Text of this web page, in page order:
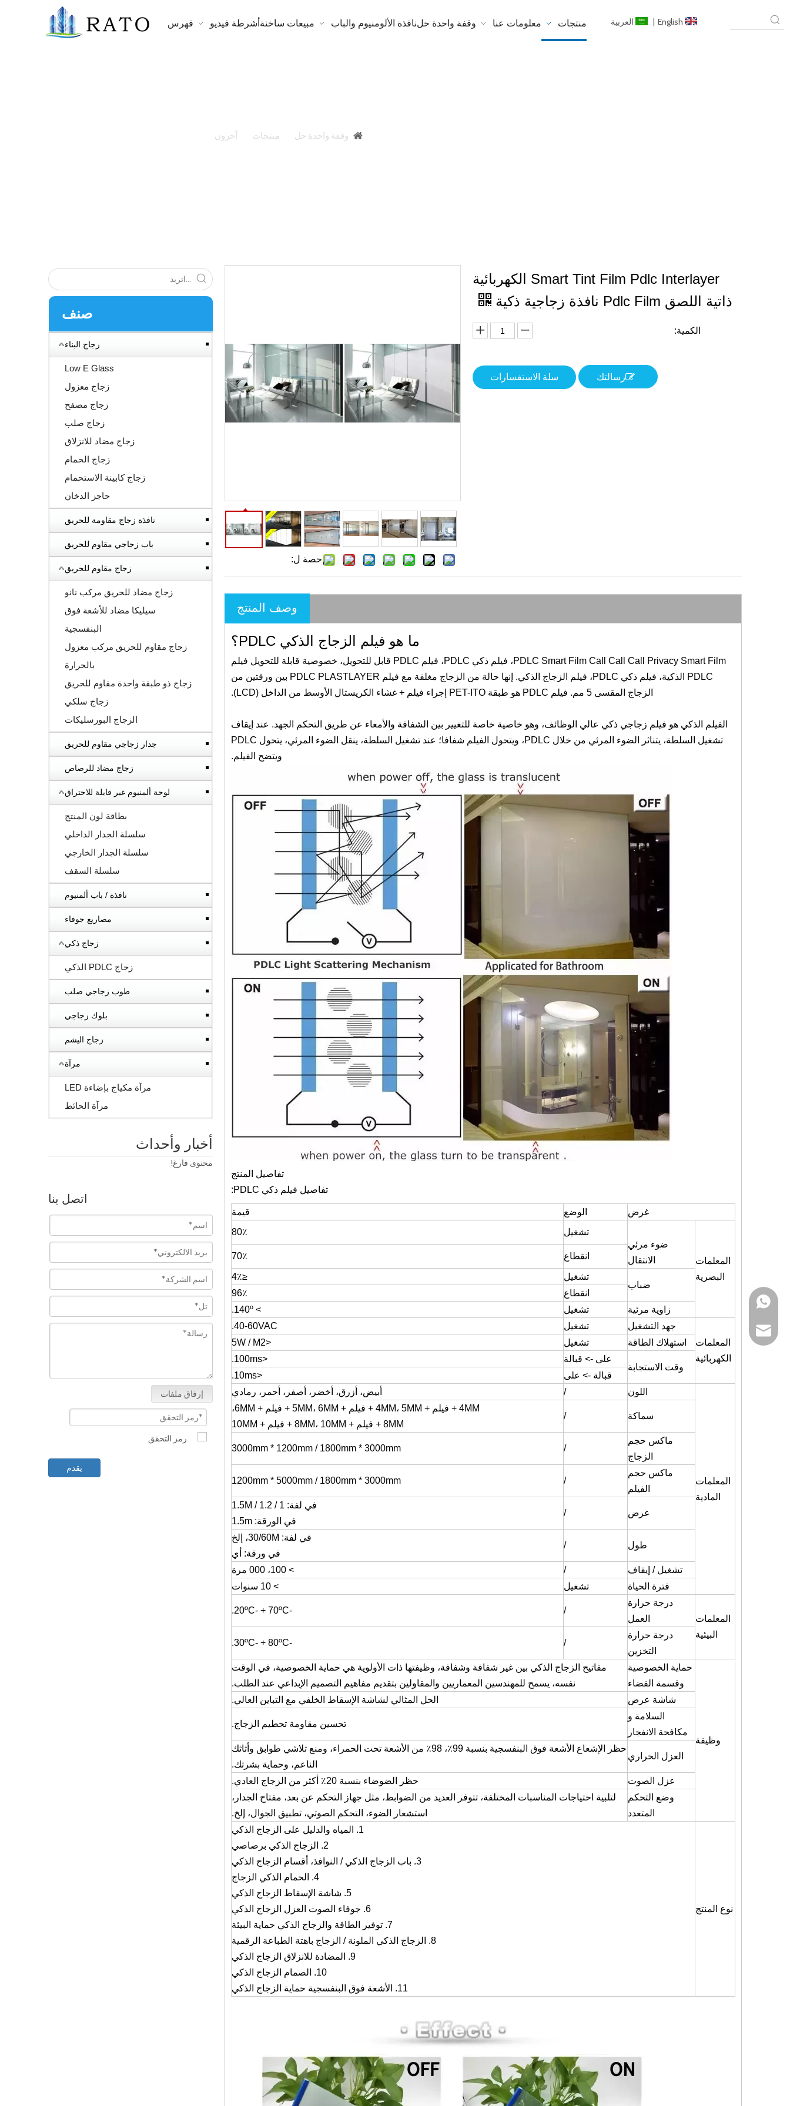
منتجات معلومات عنا وقفة واحدة حلنافذة الألومنيوم والباب مبيعات ساخنة أشرطة فيديو فهرس English
| العربية
وقفة واحدة حل منتجات آحرون
صنف
زجاج البناء
Low E Glass
زجاج معزول
زجاج مصفح
زجاج صلب
زجاج مضاد للانزلاق
زجاج الحمام
زجاج كابينة الاستحمام
حاجز الدخان
نافذة زجاج مقاومة للحريق
باب زجاجي مقاوم للحريق
زجاج مقاوم للحريق
زجاج مضاد للحريق مركب نانو
سيليكا مضاد للأشعة فوق
البنفسجية
زجاج مقاوم للحريق مركب معزول
بالحرارة
زجاج ذو طبقة واحدة مقاوم للحريق
زجاج سلكي
الزجاج البورسليكات
جدار زجاجي مقاوم للحريق
زجاج مضاد للرصاص
لوحة ألمنيوم غير قابلة للاحتراق
بطاقة لون المنتج
سلسلة الجدار الداخلي
سلسلة الجدار الخارجي
سلسلة السقف
نافذة / باب ألمنيوم
مصاريع جوفاء
زجاج ذكي
زجاج PDLC الذكي
طوب زجاجي صلب
بلوك زجاجي
زجاج اليشم
مرآة
مرآة مكياج بإضاءة LED
مرآة الحائط
أخبار وأحداث
محتوى فارغ!
اتصل بنا
إرفاق ملفات
يقدم
حصة ل:
Smart Tint Film Pdlc Interlayer الكهربائية
ذاتية اللصق Pdlc Film نافذة زجاجية ذكية
الكمية:
رسالتك سلة الاستفسارات
وصف المنتج
ما هو فيلم الزجاج الذكي PDLC؟
PDLC Smart Film Call Call Call Privacy Smart Film، فيلم ذكي PDLC، فيلم PDLC قابل للتحويل، خصوصية قابلة للتحويل فيلم
PDLC الذكية، فيلم ذكي PDLC، فيلم الزجاج الذكي. إنها حالة من الزجاج مغلفة مع فيلم PDLC PLASTLAYER بين ورقتين من
الزجاج المقسى 5 مم. فيلم PDLC هو طبقة PET-ITO إجراء فيلم + غشاء الكريستال الأوسط من الداخل (LCD).
الفيلم الذكي هو فيلم زجاجي ذكي عالي الوظائف، وهو خاصية خاصة للتغيير بين الشفافة والأمعاء عن طريق التحكم الجهد. عند إيقاف
تشغيل السلطة، يتناثر الضوء المرئي من خلال PDLC، ويتحول الفيلم شفافا؛ عند تشغيل السلطة، ينقل الضوء المرئي، يتحول PDLC
ويتضح الفيلم.
تفاصيل المنتج
تفاصيل فيلم ذكي PDLC:
غرض الوضع قيمة
المعلمات
البصرية
ضوء مرئي
الانتقال
تشغيل 80٪
انقطاع 70٪
ضباب
تشغيل
≤4٪
انقطاع
96٪
زاوية مرئية
تشغيل > 140º.
المعلمات
الكهربائية
جهد التشغيل تشغيل
40-60VAC.
استهلاك الطاقة
تشغيل <5W / M2
وقت الاستجابة
على -> قبالة
<100ms.
قبالة -> على
<10ms.
المعلمات
المادية
اللون / أبيض، أزرق، أخضر، أصفر، أحمر، رمادي
سماكة /
4MM + فيلم + 4MM، 5MM + فيلم + 5MM، 6MM + فيلم + 6MM،
8MM + فيلم + 8MM، 10MM + فيلم + 10MM
ماكس حجم
الزجاج
/
3000mm * 1200mm / 1800mm * 3000mm
ماكس حجم
الفيلم
/
1200mm * 5000mm / 1800mm * 3000mm
عرض /
في لفة: 1 / 1.2 / 1.5M
في الورقة: 1.5m
طول /
في لفة: 30/60M، إلخ
في ورقة: أي
تشغيل / إيقاف
/
> 100، 000 مرة
فترة الحياة
تشغيل > 10 سنوات
المعلمات
البيئية
درجة حرارة
العمل
/
-20ºC- + 70ºC.
درجة حرارة
التخزين
/
-30ºC- + 80ºC.
وظيفة
حماية الخصوصية
وقسمة الفضاء
مفاتيح الزجاج الذكي بين غير شفافة وشفافة، وظيفتها ذات الأولوية هي حماية الخصوصية، في الوقت
نفسه، يسمح للمهندسين المعماريين والمقاولين بتقديم مفاهيم التصميم الإبداعي عند الطلب.
شاشة عرض
الحل المثالي لشاشة الإسقاط الخلفي مع التباين العالي.
السلامة و
مكافحة الانفجار
تحسين مقاومة تحطيم الزجاج.
العزل الحراري
حظر الإشعاع الأشعة فوق البنفسجية بنسبة 99٪، 98٪ من الأشعة تحت الحمراء، ومنع تلاشي طوابق وأثاثك
الناعم، وحماية بشرتك.
عزل الصوت
حظر الضوضاء بنسبة 20٪ أكثر من الزجاج العادي.
وضع التحكم
المتعدد
لتلبية احتياجات المناسبات المختلفة، تتوفر العديد من الضوابط، مثل جهاز التحكم عن بعد، مفتاح الجدار،
استشعار الضوء، التحكم الصوتي، تطبيق الجوال، إلخ.
نوع المنتج
1. المياه والدليل على الزجاج الذكي
2. الزجاج الذكي برصاصي
3. باب الزجاج الذكي / النوافذ، أقسام الزجاج الذكي
4. الحمام الذكي الزجاج
5. شاشة الإسقاط الزجاج الذكي
6. جوفاء الصوت العزل الزجاج الذكي
7. توفير الطاقة والزجاج الذكي حماية البيئة
8. الزجاج الذكي الملونة / الزجاج باهتة الطباعة الرقمية
9. المضادة للانزلاق الزجاج الذكي
10. الصمام الزجاج الذكي
11. الأشعة فوق البنفسجية حماية الزجاج الذكي
WhatsApp